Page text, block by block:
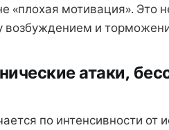
«плохая мотивация». Это
возбуждением и
атаки,
по интенсивности от